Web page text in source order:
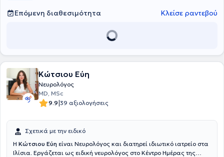
Επόμενη διαθεσιμότητα Κλείσε ραντεβού
Κώτσιου Εύη
Νευρολόγος
MD, MSc
9.9|39 αξιολογήσεις
Σχετικά με την ειδικό
Η Κώτσιου Εύη είναι Νευρολόγος και διατηρεί ιδιωτικό ιατρείο στα
Ιλίσια. Εργάζεται ως ειδική νευρολόγος στο Κέντρο Ημέρας της